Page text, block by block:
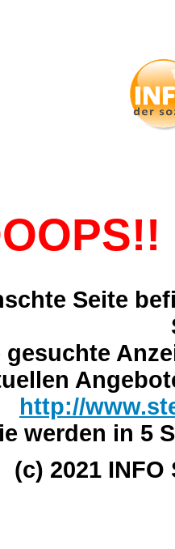
Seite
gesuchte
http://
werden in 5
(c) 2021